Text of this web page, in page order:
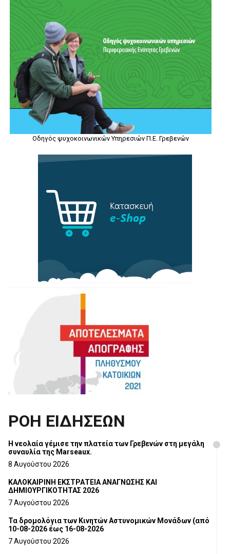
Οδηγός ψυχοκοινωνικών Υπηρεσιών Π.Ε. Γρεβενών
ΡΟΗ ΕΙΔΗΣΕΩΝ
Η νεολαία γέμισε την πλατεία των Γρεβενών στη μεγάλη
συναυλία της Marseaux.
8 Αυγούστου 2026
ΚΑΛΟΚΑΙΡΙΝΗ ΕΚΣΤΡΑΤΕΙΑ ΑΝΑΓΝΩΣΗΣ ΚΑΙ
ΔΗΜΙΟΥΡΓΙΚΟΤΗΤΑΣ 2026
7 Αυγούστου 2026
Τα δρομολόγια των Κινητών Αστυνομικών Μονάδων (από
10-08-2026 έως 16-08-2026
7 Αυγούστου 2026